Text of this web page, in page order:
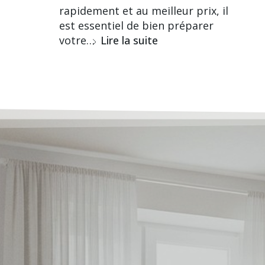
rapidement et au meilleur prix, il
est essentiel de bien préparer
votre… Lire la suite